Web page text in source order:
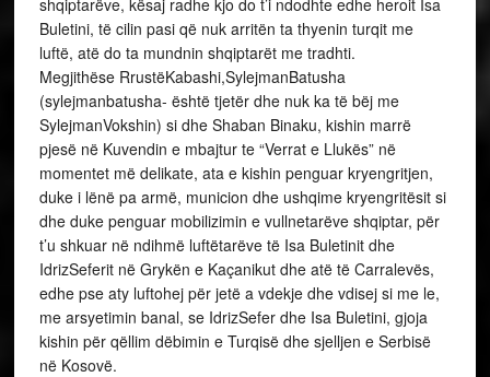
shqiptarëve, kësaj radhe kjo do t’i ndodhte edhe heroit Isa
Buletini, të cilin pasi që nuk arritën ta thyenin turqit me
luftë, atë do ta mundnin shqiptarët me tradhti.
Megjithëse RrustëKabashi,SylejmanBatusha
(sylejmanbatusha- është tjetër dhe nuk ka të bëj me
SylejmanVokshin) si dhe Shaban Binaku, kishin marrë
pjesë në Kuvendin e mbajtur te “Verrat e Llukës” në
momentet më delikate, ata e kishin penguar kryengritjen,
duke i lënë pa armë, municion dhe ushqime kryengritësit si
dhe duke penguar mobilizimin e vullnetarëve shqiptar, për
t’u shkuar në ndihmë luftëtarëve të Isa Buletinit dhe
IdrizSeferit në Grykën e Kaçanikut dhe atë të Carralevës,
edhe pse aty luftohej për jetë a vdekje dhe vdisej si me le,
me arsyetimin banal, se IdrizSefer dhe Isa Buletini, gjoja
kishin për qëllim dëbimin e Turqisë dhe sjelljen e Serbisë
në Kosovë.